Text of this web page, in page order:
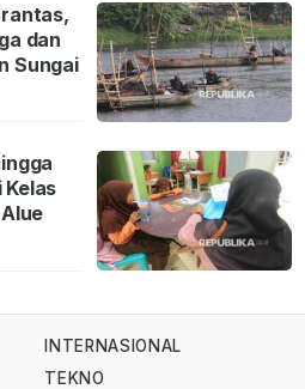
dan
Sungai
Kelas
INTERNASIONAL
TEKNO